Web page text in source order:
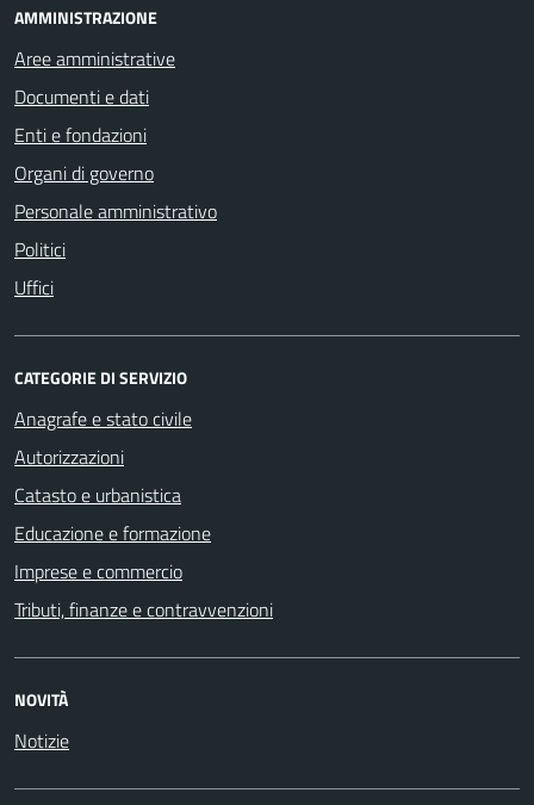
AMMINISTRAZIONE
Aree amministrative
Documenti e dati
Enti e fondazioni
Organi di governo
Personale amministrativo
Politici
Uffici
CATEGORIE DI SERVIZIO
Anagrafe e stato civile
Autorizzazioni
Catasto e urbanistica
Educazione e formazione
Imprese e commercio
Tributi, finanze e contravvenzioni
NOVITÀ
Notizie